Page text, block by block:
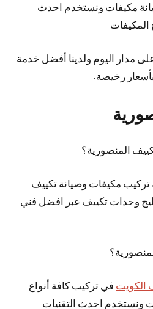
مكيفات ونستخدم احدث
مدار اليوم ولدينا أفضل خدمة
المنصورية؟
مكيفات وصيانة تكييف
وحدات تكييف عبر افضل فني
الكويت في تركيب كافة أنواع
ونستخدم احدث التقنيات